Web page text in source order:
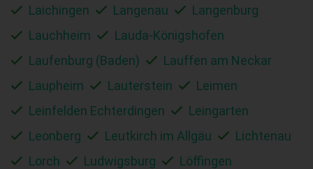
Laichingen
Langenau
Langenburg
Lauchheim
Lauda-Königshofen
Laufenburg (Baden)
Lauffen am Neckar
Laupheim
Lauterstein
Leimen
Leinfelden Echterdingen
Leingarten
Leonberg
Leutkirch im Allgäu
Lichtenau
Lorch
Ludwigsburg
Löffingen